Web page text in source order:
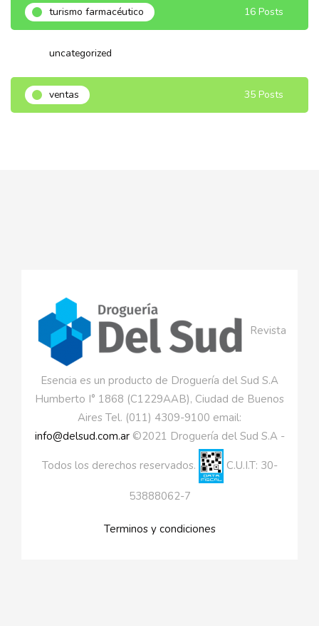
turismo farmacéutico 16 Posts
uncategorized
ventas 35 Posts
Revista
Esencia es un producto de Droguería del Sud S.A
Humberto I° 1868 (C1229AAB), Ciudad de Buenos
Aires Tel. (011) 4309-9100 email:
info@delsud.com.ar©2021 Droguería del Sud S.A -
Todos los derechos reservados. C.U.I.T: 30-
53888062-7
Terminos y condiciones